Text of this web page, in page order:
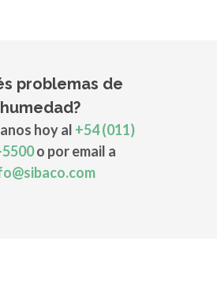
problemas de
humedad?
hoy al +54 (011)
o por email a